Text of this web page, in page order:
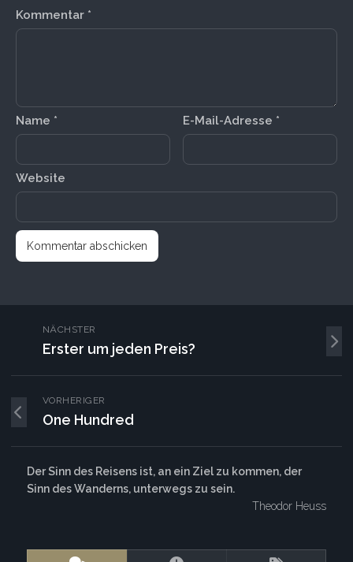
Kommentar *
Name * E-Mail-Adresse *
Website
NÄCHSTER
Erster um jeden Preis?
VORHERIGER
One Hundred
Der Sinn des Reisens ist, an ein Ziel zu kommen, der
Sinn des Wanderns, unterwegs zu sein.
Theodor Heuss